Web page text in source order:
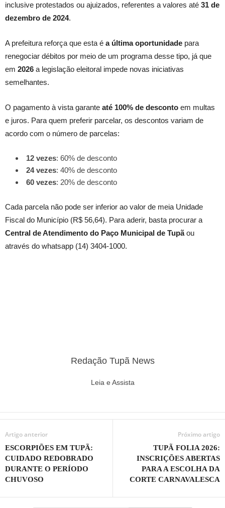
inclusive protestados ou ajuizados, referentes a valores até 31 de
dezembro de 2024.
A prefeitura reforça que esta é a última oportunidade para
renegociar débitos por meio de um programa desse tipo, já que
em 2026 a legislação eleitoral impede novas iniciativas
semelhantes.
O pagamento à vista garante até 100% de desconto em multas
e juros. Para quem preferir parcelar, os descontos variam de
acordo com o número de parcelas:
12 vezes: 60% de desconto
24 vezes: 40% de desconto
60 vezes: 20% de desconto
Cada parcela não pode ser inferior ao valor de meia Unidade
Fiscal do Município (R$ 56,64). Para aderir, basta procurar a
Central de Atendimento do Paço Municipal de Tupãou
através do whatsapp (14) 3404-1000.
Redação Tupã News
Leia e Assista
Artigo anterior
ESCORPIÕES EM TUPÃ:
CUIDADO REDOBRADO
DURANTE O PERÍODO
CHUVOSO
Próximo artigo
TUPÃ FOLIA 2026:
INSCRIÇÕES ABERTAS
PARA A ESCOLHA DA
CORTE CARNAVALESCA